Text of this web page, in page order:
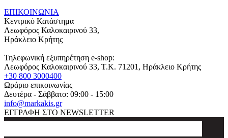
ΕΠΙΚΟΙΝΩΝΙΑ
Κεντρικό Κατάστημα
Λεωφόρος Καλοκαιρινού 33,
Ηράκλειο Κρήτης
Τηλεφωνική εξυπηρέτηση e-shop:
Λεωφόρος Καλοκαιρινού 33, T.K. 71201, Ηράκλειο Κρήτης
+30 800 3000400
Ωράριο επικοινωνίας
Δευτέρα - Σάββατο: 09:00 - 15:00
info@markakis.gr
ΕΓΓΡΑΦΗ ΣΤΟ NEWSLETTER